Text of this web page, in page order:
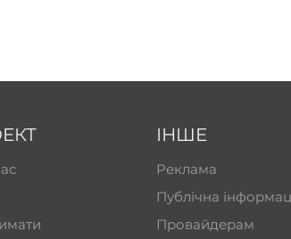
ІНШЕ
Реклама
Публічна
Провайдерам